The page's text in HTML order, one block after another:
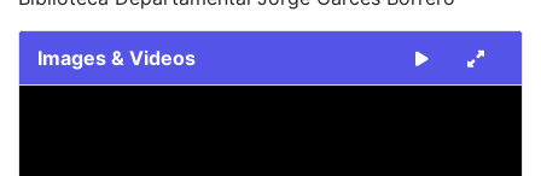
Images & Videos